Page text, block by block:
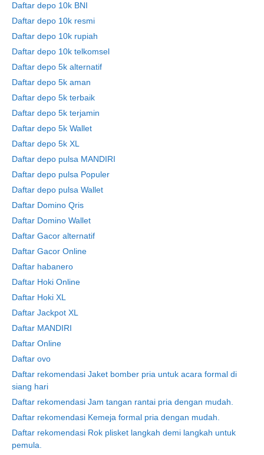
Daftar depo 10k BNI
Daftar depo 10k resmi
Daftar depo 10k rupiah
Daftar depo 10k telkomsel
Daftar depo 5k alternatif
Daftar depo 5k aman
Daftar depo 5k terbaik
Daftar depo 5k terjamin
Daftar depo 5k Wallet
Daftar depo 5k XL
Daftar depo pulsa MANDIRI
Daftar depo pulsa Populer
Daftar depo pulsa Wallet
Daftar Domino Qris
Daftar Domino Wallet
Daftar Gacor alternatif
Daftar Gacor Online
Daftar habanero
Daftar Hoki Online
Daftar Hoki XL
Daftar Jackpot XL
Daftar MANDIRI
Daftar Online
Daftar ovo
Daftar rekomendasi Jaket bomber pria untuk acara formal di
siang hari
Daftar rekomendasi Jam tangan rantai pria dengan mudah.
Daftar rekomendasi Kemeja formal pria dengan mudah.
Daftar rekomendasi Rok plisket langkah demi langkah untuk
pemula.